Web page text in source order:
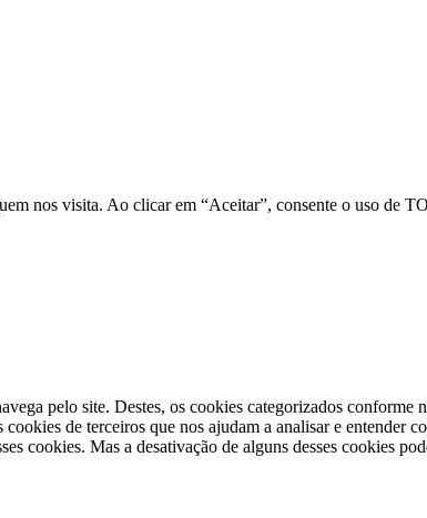
nos visita. Ao clicar em “Aceitar”, consente o uso de
pelo site. Destes, os cookies categorizados conforme
de terceiros que nos ajudam a analisar e entender
cookies. Mas a desativação de alguns desses cookies